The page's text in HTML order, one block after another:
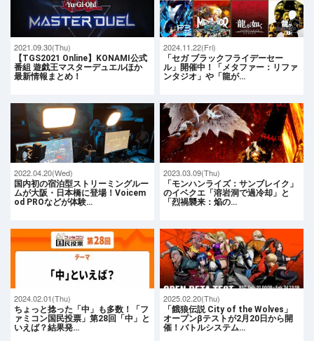
2021.09.30(Thu)
【TGS2021 Online】KONAMI公式
番組 遊戯王マスターデュエルほか
最新情報まとめ！
2024.11.22(Fri)
「セガ ブラックフライデーセー
ル」開催中！「メタファー：リファ
ンタジオ」や「龍が…
2022.04.20(Wed)
国内初の宿泊型ストリーミングルー
ムが大阪・日本橋に登場！Voicem
od PROなどが体験…
2023.03.09(Thu)
「モンハンライズ：サンブレイク」
のイベクエ「溶岩洞で過冷却」と
「烈禍襲来：焔の…
2024.02.01(Thu)
ちょっと捻った「中」も多数！「フ
ァミコン国民投票」第28回「中」と
いえば？結果発…
2025.02.20(Thu)
「餓狼伝説 City of the Wolves」
オープンβテストが2月20日から開
催！バトルシステム…